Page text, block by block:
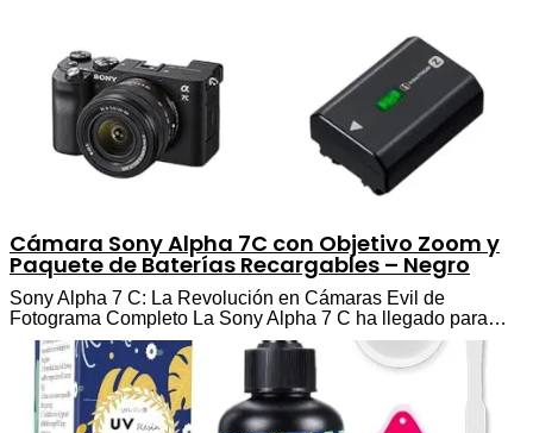
Cámara Sony Alpha 7C con Objetivo Zoom y
Paquete de Baterías Recargables – Negro
Sony Alpha 7 C: La Revolución en Cámaras Evil de
Fotograma Completo La Sony Alpha 7 C ha llegado para…